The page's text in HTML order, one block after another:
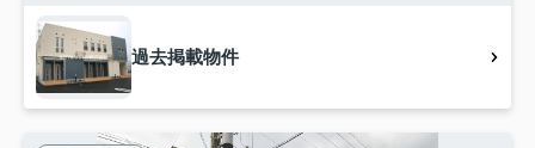
過去掲載物件